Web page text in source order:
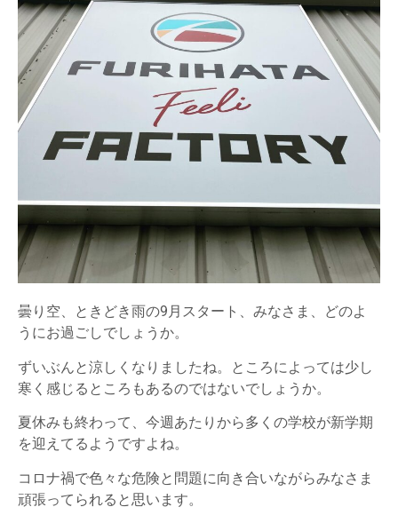
曇り空、ときどき雨の9月スタート、みなさま、どのよ
うにお過ごしでしょうか。
ずいぶんと涼しくなりましたね。ところによっては少し
寒く感じるところもあるのではないでしょうか。
夏休みも終わって、今週あたりから多くの学校が新学期
を迎えてるようですよね。
コロナ禍で色々な危険と問題に向き合いながらみなさま
頑張ってられると思います。